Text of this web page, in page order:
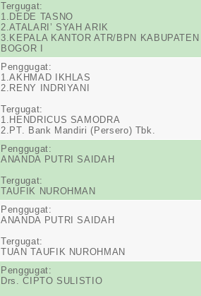
Tergugat:
1.DEDE TASNO
2.ATALARI’ SYAH ARIK
3.KEPALA KANTOR ATR/BPN KABUPATEN
BOGOR I
Penggugat:
1.AKHMAD IKHLAS
2.RENY INDRIYANI
Tergugat:
1.HENDRICUS SAMODRA
2.PT. Bank Mandiri (Persero) Tbk.
Penggugat:
ANANDA PUTRI SAIDAH
Tergugat:
TAUFIK NUROHMAN
Penggugat:
ANANDA PUTRI SAIDAH
Tergugat:
TUAN TAUFIK NUROHMAN
Penggugat:
Drs. CIPTO SULISTIO